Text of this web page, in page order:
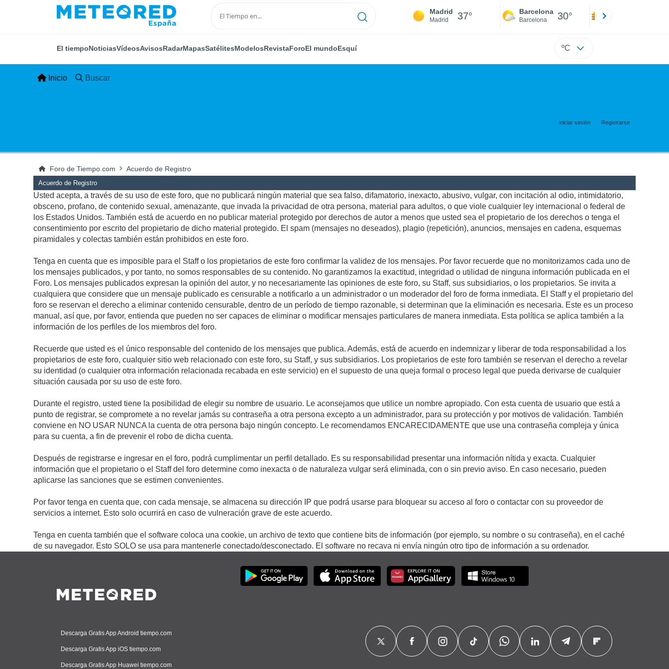
Madrid
Madrid 37° Barcelona
Barcelona 30°
El tiempoNoticiasVídeosAvisosRadarMapasSatélitesModelosRevistaForoEl mundoEsquí ºC
Inicio Buscar
Iniciar sesión Registrarse
Foro de Tiempo.com Acuerdo de Registro
Acuerdo de Registro
Usted acepta, a través de su uso de este foro, que no publicará ningún material que sea falso, difamatorio, inexacto, abusivo, vulgar, con incitación al odio, intimidatorio,
obsceno, profano, de contenido sexual, amenazante, que invada la privacidad de otra persona, material para adultos, o que viole cualquier ley internacional o federal de
los Estados Unidos. También está de acuerdo en no publicar material protegido por derechos de autor a menos que usted sea el propietario de los derechos o tenga el
consentimiento por escrito del propietario de dicho material protegido. El spam (mensajes no deseados), plagio (repetición), anuncios, mensajes en cadena, esquemas
piramidales y colectas también están prohibidos en este foro.
Tenga en cuenta que es imposible para el Staff o los propietarios de este foro confirmar la validez de los mensajes. Por favor recuerde que no monitorizamos cada uno de
los mensajes publicados, y por tanto, no somos responsables de su contenido. No garantizamos la exactitud, integridad o utilidad de ninguna información publicada en el
Foro. Los mensajes publicados expresan la opinión del autor, y no necesariamente las opiniones de este foro, su Staff, sus subsidiarios, o los propietarios. Se invita a
cualquiera que considere que un mensaje publicado es censurable a notificarlo a un administrador o un moderador del foro de forma inmediata. El Staff y el propietario del
foro se reservan el derecho a eliminar contenido censurable, dentro de un período de tiempo razonable, si determinan que la eliminación es necesaria. Este es un proceso
manual, así que, por favor, entienda que pueden no ser capaces de eliminar o modificar mensajes particulares de manera inmediata. Esta política se aplica también a la
información de los perfiles de los miembros del foro.
Recuerde que usted es el único responsable del contenido de los mensajes que publica. Además, está de acuerdo en indemnizar y liberar de toda responsabilidad a los
propietarios de este foro, cualquier sitio web relacionado con este foro, su Staff, y sus subsidiarios. Los propietarios de este foro también se reservan el derecho a revelar
su identidad (o cualquier otra información relacionada recabada en este servicio) en el supuesto de una queja formal o proceso legal que pueda derivarse de cualquier
situación causada por su uso de este foro.
Durante el registro, usted tiene la posibilidad de elegir su nombre de usuario. Le aconsejamos que utilice un nombre apropiado. Con esta cuenta de usuario que está a
punto de registrar, se compromete a no revelar jamás su contraseña a otra persona excepto a un administrador, para su protección y por motivos de validación. También
conviene en NO USAR NUNCA la cuenta de otra persona bajo ningún concepto. Le recomendamos ENCARECIDAMENTE que use una contraseña compleja y única
para su cuenta, a fin de prevenir el robo de dicha cuenta.
Después de registrarse e ingresar en el foro, podrá cumplimentar un perfil detallado. Es su responsabilidad presentar una información nítida y exacta. Cualquier
información que el propietario o el Staff del foro determine como inexacta o de naturaleza vulgar será eliminada, con o sin previo aviso. En caso necesario, pueden
aplicarse las sanciones que se estimen convenientes.
Por favor tenga en cuenta que, con cada mensaje, se almacena su dirección IP que podrá usarse para bloquear su acceso al foro o contactar con su proveedor de
servicios a internet. Esto solo ocurrirá en caso de vulneración grave de este acuerdo.
Tenga en cuenta también que el software coloca una cookie, un archivo de texto que contiene bits de información (por ejemplo, su nombre o su contraseña), en el caché
de su navegador. Esto SOLO se usa para mantenerle conectado/desconectado. El software no recava ni envía ningún otro tipo de información a su ordenador.
Descarga Gratis App Android tiempo.com
Descarga Gratis App iOS tiempo.com
Descarga Gratis App Huawei tiempo.com